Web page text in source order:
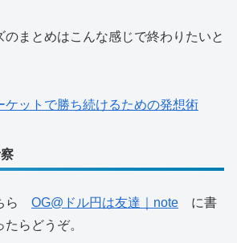
のまとめはこんな感じで終わりたいと
ットで勝ち続けるための発想術
ら OG@ドル円は友達｜note に書
らどうぞ。